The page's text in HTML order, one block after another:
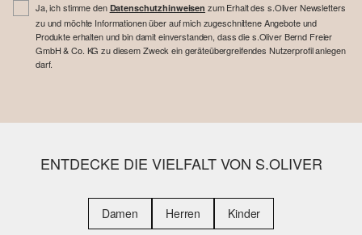
Ja, ich stimme den Datenschutzhinweisen zum Erhalt des s.Oliver Newsletters
zu und möchte Informationen über auf mich zugeschnittene Angebote und
Produkte erhalten und bin damit einverstanden, dass die s.Oliver Bernd Freier
GmbH & Co. KG zu diesem Zweck ein geräteübergreifendes Nutzerprofil anlegen
darf.
ENTDECKE DIE VIELFALT VON S.OLIVER
Damen Herren Kinder